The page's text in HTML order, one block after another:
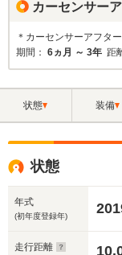
カーセンサー
＊カーセンサーアフタ
期間： 6ヵ月 ～ 3年 距
状態 装備
状態
年式
(初年度登録年)
走行距離